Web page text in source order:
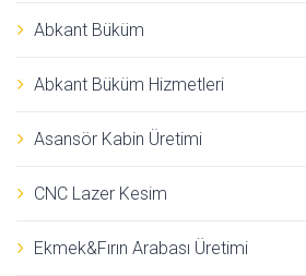
Abkant Büküm
Abkant Büküm Hizmetleri
Asansör Kabin Üretimi
CNC Lazer Kesim
Ekmek&Fırın Arabası Üretimi